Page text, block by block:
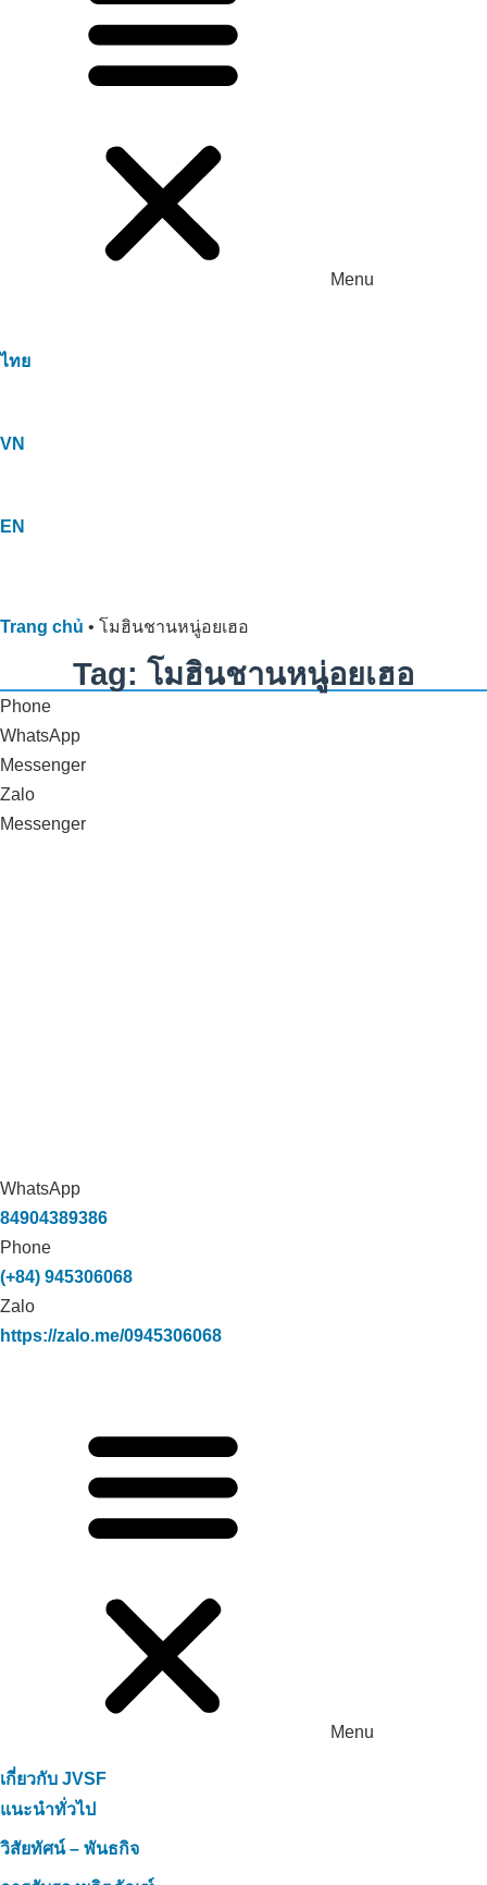
Menu
ไทย
VN
EN
Trang chủ • โมฮินชานหนู่อยเฮอ
Tag: โมฮินชานหนู่อยเฮอ
Phone
WhatsApp
Messenger
Zalo
Messenger
WhatsApp
84904389386
Phone
(+84) 945306068
Zalo
https://zalo.me/0945306068
Menu
เกี่ยวกับ JVSF
แนะนำทั่วไป
วิสัยทัศน์ – พันธกิจ